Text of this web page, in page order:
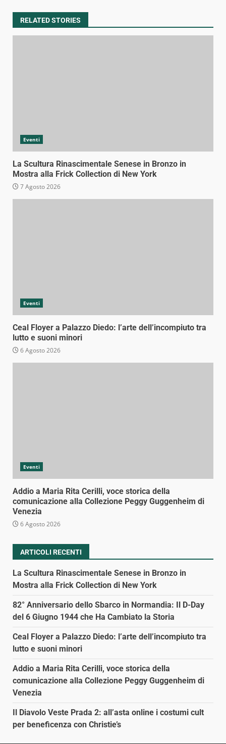
RELATED STORIES
Eventi
La Scultura Rinascimentale Senese in Bronzo in
Mostra alla Frick Collection di New York
7 Agosto 2026
Eventi
Ceal Floyer a Palazzo Diedo: l’arte dell’incompiuto tra
lutto e suoni minori
6 Agosto 2026
Eventi
Addio a Maria Rita Cerilli, voce storica della
comunicazione alla Collezione Peggy Guggenheim di
Venezia
6 Agosto 2026
ARTICOLI RECENTI
La Scultura Rinascimentale Senese in Bronzo in
Mostra alla Frick Collection di New York
82° Anniversario dello Sbarco in Normandia: Il D-Day
del 6 Giugno 1944 che Ha Cambiato la Storia
Ceal Floyer a Palazzo Diedo: l’arte dell’incompiuto tra
lutto e suoni minori
Addio a Maria Rita Cerilli, voce storica della
comunicazione alla Collezione Peggy Guggenheim di
Venezia
Il Diavolo Veste Prada 2: all’asta online i costumi cult
per beneficenza con Christie’s